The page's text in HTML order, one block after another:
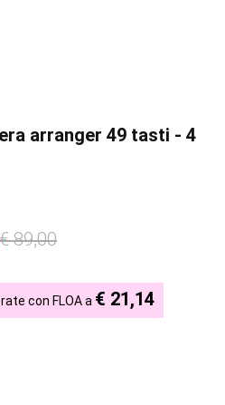
arranger 49 tasti - 4
€ 89,00
con FLOA a € 21,14